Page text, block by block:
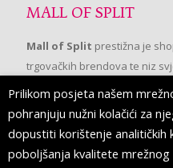
MALL OF SPLIT
Mall of Split prestižna je
trgovačkih brendova te niz
prvi put pojavljuju u Splitu.
PRATITE NAS
Prilikom posjeta našem
pohranjuju nužni kolačići za
dopustiti korištenje analitičkih
poboljšanja kvalitete